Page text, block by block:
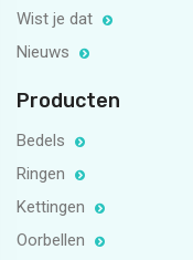
Wist je dat
Nieuws
Producten
Bedels
Ringen
Kettingen
Oorbellen